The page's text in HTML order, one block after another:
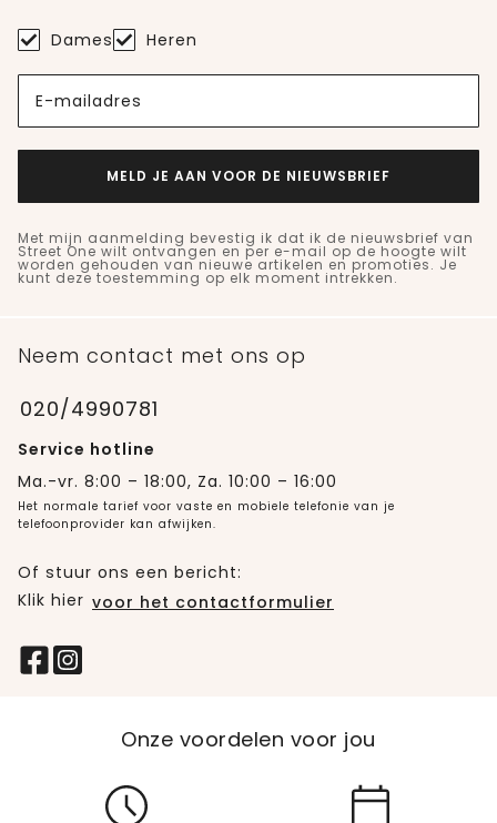
Dames Heren
E-mailadres
MELD JE AAN VOOR DE NIEUWSBRIEF
Met mijn aanmelding bevestig ik dat ik de nieuwsbrief van
Street One wilt ontvangen en per e-mail op de hoogte wilt
worden gehouden van nieuwe artikelen en promoties. Je
kunt deze toestemming op elk moment intrekken.
Neem contact met ons op
020/4990781
Service hotline
Ma.-vr. 8:00 – 18:00, Za. 10:00 – 16:00
Het normale tarief voor vaste en mobiele telefonie van je
telefoonprovider kan afwijken.
Of stuur ons een bericht:
Klik hier voor het contactformulier
Onze voordelen voor jou